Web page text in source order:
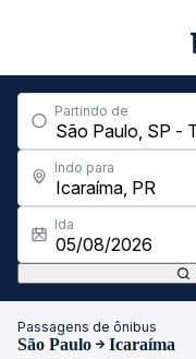
Partindo de
Indo para
Ida
Passagens de ônibus
São Paulo Icaraíma